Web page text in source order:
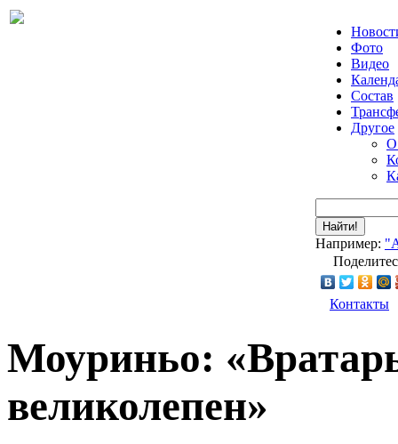
Фото
Видео
Состав
Другое
О
Найти!
Например:
Контакты
Моуриньо:
великолепен»